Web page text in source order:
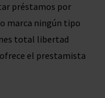
préstamos por
marca ningún tipo
total libertad
el prestamista